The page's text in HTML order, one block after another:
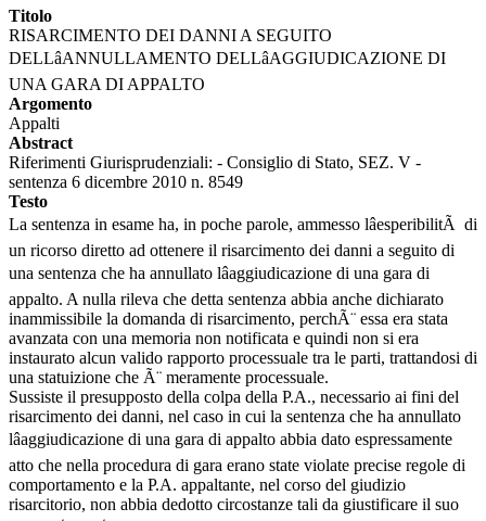
Titolo
RISARCIMENTO DEI DANNI A SEGUITO
DELLâANNULLAMENTO DELLâAGGIUDICAZIONE DI
UNA GARA DI APPALTO
Argomento
Appalti
Abstract
Riferimenti Giurisprudenziali: - Consiglio di Stato, SEZ. V -
sentenza 6 dicembre 2010 n. 8549
Testo
La sentenza in esame ha, in poche parole, ammesso lâesperibilitÃ di
un ricorso diretto ad ottenere il risarcimento dei danni a seguito di
una sentenza che ha annullato lâaggiudicazione di una gara di
appalto. A nulla rileva che detta sentenza abbia anche dichiarato
inammissibile la domanda di risarcimento, perchÃ¨ essa era stata
avanzata con una memoria non notificata e quindi non si era
instaurato alcun valido rapporto processuale tra le parti, trattandosi di
una statuizione che Ã¨ meramente processuale.
Sussiste il presupposto della colpa della P.A., necessario ai fini del
risarcimento dei danni, nel caso in cui la sentenza che ha annullato
lâaggiudicazione di una gara di appalto abbia dato espressamente
atto che nella procedura di gara erano state violate precise regole di
comportamento e la P.A. appaltante, nel corso del giudizio
risarcitorio, non abbia dedotto circostanze tali da giustificare il suo